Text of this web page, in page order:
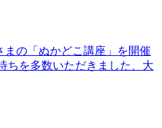
の「ぬかどこ講座」を開催
ちを多数いただきました、大